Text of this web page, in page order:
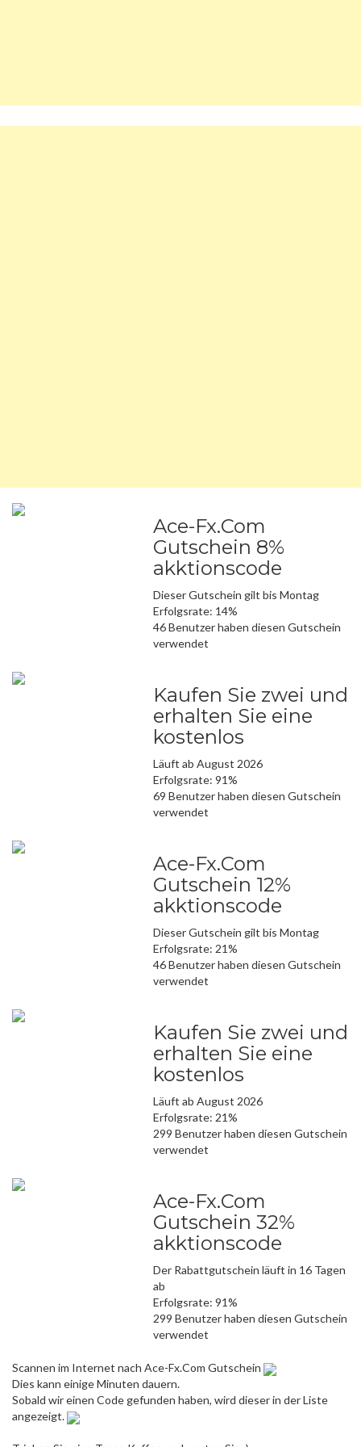
Ace-Fx.Com
Gutschein 8%
akktionscode
Dieser Gutschein gilt bis Montag
Erfolgsrate: 14%
46 Benutzer haben diesen Gutschein
verwendet
Kaufen Sie zwei und
erhalten Sie eine
kostenlos
Läuft ab August 2026
Erfolgsrate: 91%
69 Benutzer haben diesen Gutschein
verwendet
Ace-Fx.Com
Gutschein 12%
akktionscode
Dieser Gutschein gilt bis Montag
Erfolgsrate: 21%
46 Benutzer haben diesen Gutschein
verwendet
Kaufen Sie zwei und
erhalten Sie eine
kostenlos
Läuft ab August 2026
Erfolgsrate: 21%
299 Benutzer haben diesen Gutschein
verwendet
Ace-Fx.Com
Gutschein 32%
akktionscode
Der Rabattgutschein läuft in 16 Tagen
ab
Erfolgsrate: 91%
299 Benutzer haben diesen Gutschein
verwendet
Scannen im Internet nach Ace-Fx.Com Gutschein
Dies kann einige Minuten dauern.
Sobald wir einen Code gefunden haben, wird dieser in der Liste
angezeigt.